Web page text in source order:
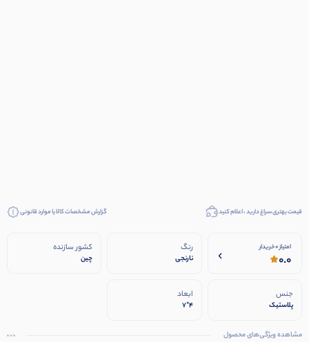
قیمت بهتری سراغ دارید ، اعلام کنید گزارش مشخصات کالا یا موارد قانونی
امتیاز 0 خریدار
0.0
رنگ
نارنجی
کشور سازنده
چین
جنس
پلاستیک
ابعاد
4*7
مشاهده ویژگی‌های محصول